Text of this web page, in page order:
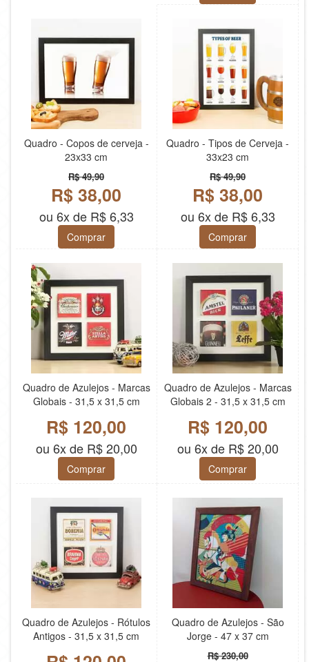
Quadro - Copos de cerveja -
23x33 cm
R$ 49,90
R$ 38,00
ou 6x de R$ 6,33
Comprar
Quadro - Tipos de Cerveja -
33x23 cm
R$ 49,90
R$ 38,00
ou 6x de R$ 6,33
Comprar
Quadro de Azulejos - Marcas
Globais - 31,5 x 31,5 cm
R$ 120,00
ou 6x de R$ 20,00
Comprar
Quadro de Azulejos - Marcas
Globais 2 - 31,5 x 31,5 cm
R$ 120,00
ou 6x de R$ 20,00
Comprar
Quadro de Azulejos - Rótulos
Antigos - 31,5 x 31,5 cm
Quadro de Azulejos - São
Jorge - 47 x 37 cm
R$ 230,00